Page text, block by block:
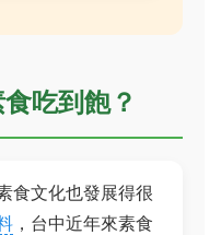
吃到飽？
食文化也發展得很
，台中近年來素食